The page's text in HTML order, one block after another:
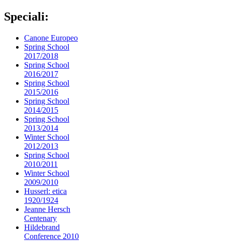
Speciali:
Canone Europeo
Spring School
2017/2018
Spring School
2016/2017
Spring School
2015/2016
Spring School
2014/2015
Spring School
2013/2014
Winter School
2012/2013
Spring School
2010/2011
Winter School
2009/2010
Husserl: etica
1920/1924
Jeanne Hersch
Centenary
Hildebrand
Conference 2010